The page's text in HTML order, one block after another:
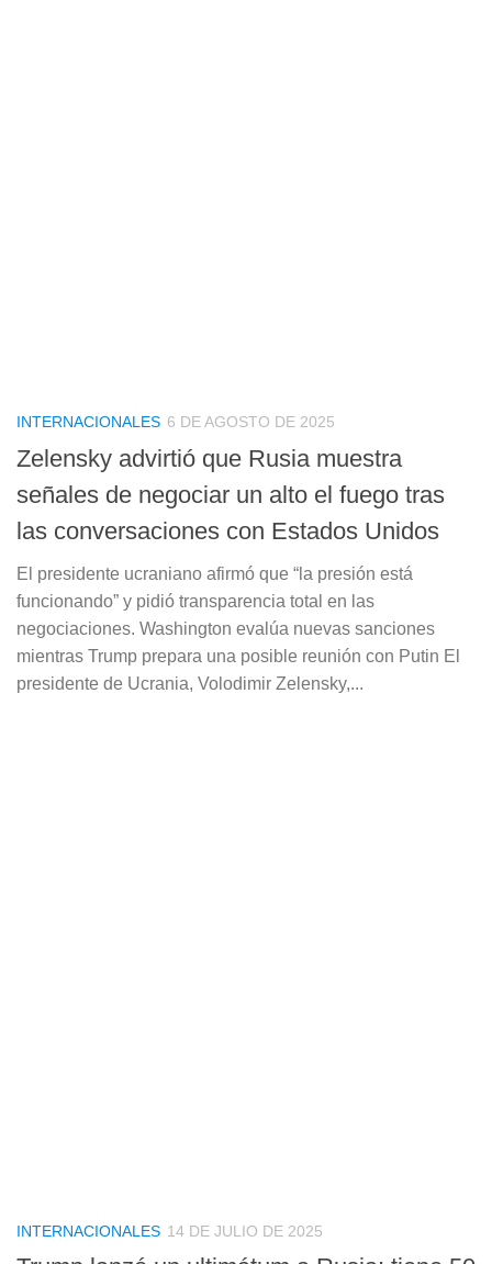
INTERNACIONALES 6 DE AGOSTO DE 2025
Zelensky advirtió que Rusia muestra
señales de negociar un alto el fuego tras
las conversaciones con Estados Unidos
El presidente ucraniano afirmó que “la presión está
funcionando” y pidió transparencia total en las
negociaciones. Washington evalúa nuevas sanciones
mientras Trump prepara una posible reunión con Putin El
presidente de Ucrania, Volodimir Zelensky,...
INTERNACIONALES 14 DE JULIO DE 2025